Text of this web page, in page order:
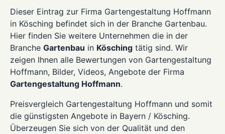
Dieser Eintrag zur Firma Gartengestaltung Hoffmann
in Kösching befindet sich in der Branche Gartenbau.
Hier finden Sie weitere Unternehmen die in der
Branche Gartenbau in Kösching tätig sind. Wir
zeigen Ihnen alle Bewertungen von Gartengestaltung
Hoffmann, Bilder, Videos, Angebote der Firma
Gartengestaltung Hoffmann.
Preisvergleich Gartengestaltung Hoffmann und somit
die günstigsten Angebote in Bayern / Kösching.
Überzeugen Sie sich von der Qualität und den